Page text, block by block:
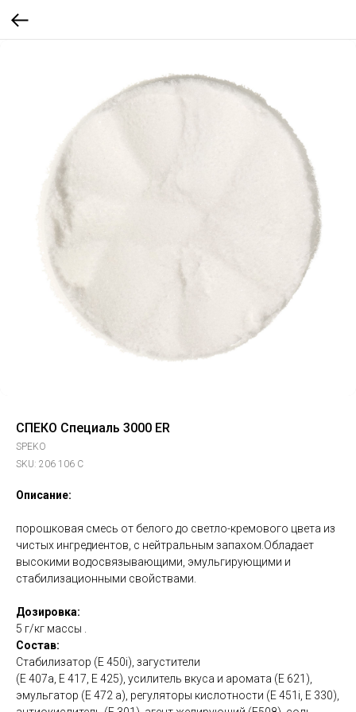
СПЕКО Специаль 3000 ER
SPEKO
SKU: 206 106 С
Описание:
порошковая смесь от белого до светло-кремового цвета из
чистых ингредиентов, с нейтральным запахом.Обладает
высокими водосвязывающими, эмульгирующими и
стабилизационными свойствами.
Дозировка:
5 г/кг массы .
Состав:
Стабилизатор (Е 450i), загустители
(Е 407а, Е 417, Е 425), усилитель вкуса и аромата (Е 621),
эмульгатор (Е 472 а), регуляторы кислотности (Е 451i, Е 330),